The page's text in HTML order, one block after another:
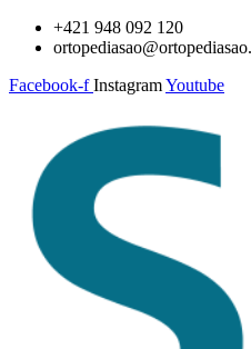
Preskočiť+421 948 092 120
Facebook-f InstagramYoutube